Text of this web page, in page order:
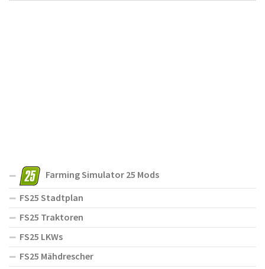
Farming Simulator 25 Mods
FS25 Stadtplan
FS25 Traktoren
FS25 LKWs
FS25 Mähdrescher